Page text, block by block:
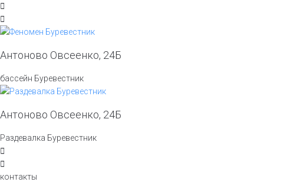
Антоново Овсеенко, 24Б
бассейн Буревестник
Антоново Овсеенко, 24Б
Раздевалка Буревестник
контакты